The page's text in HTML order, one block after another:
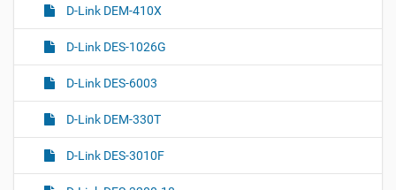
D-Link DEM-410X
D-Link DES-1026G
D-Link DES-6003
D-Link DEM-330T
D-Link DES-3010F